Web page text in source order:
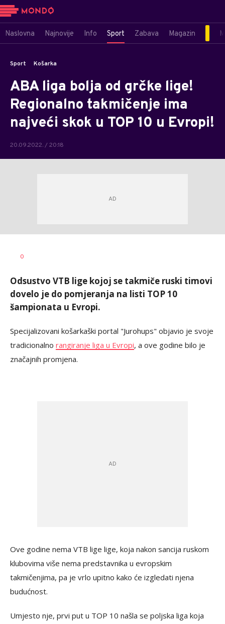
Naslovna Najnovije Info Sport Zabava Magazin
Sport Košarka
ABA liga bolja od grčke lige!
Regionalno takmičenje ima
najveći skok u TOP 10 u Evropi!
20.09.2022. / 20:18
AUTOR
0
Odsustvo VTB lige kojoj se takmiče ruski timovi
dovelo je do pomjeranja na listi TOP 10
šampionata u Evropi.
Specijalizovani košarkaški portal "Jurohups" objavio je svoje
tradicionalno rangiranje liga u Evropi, a ove godine bilo je
značajnih promjena.
Ove godine nema VTB lige lige, koja nakon sancija ruskom
klubovima više nema predstavnika u evropskim
takmičenjima, pa je vrlo upitno kako će izgledati njena
budućnost.
Umjesto nje, prvi put u TOP 10 našla se poljska liga koja